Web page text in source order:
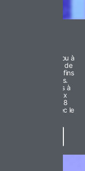
années 90 grâce ou à
jeu. Depuis, fan de
il arpente les confins
vidéoludiques.
PC, il n’hésite pas à
le monde des jeux
Gaming en 2018
sa passion avec le
même auteur